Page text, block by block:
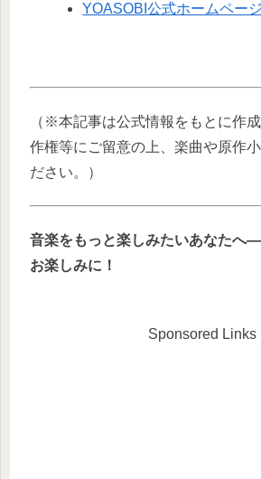
YOASOBI公式ホームページ
（※本記事は公式情報をもとに作
作権等にご留意の上、楽曲や原作
ださい。）
音楽をもっと楽しみたいあなたへ
お楽しみに！
Sponsored Links